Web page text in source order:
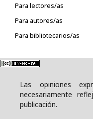
Para lectores/as
Para autores/as
Para bibliotecarios/as
Las opiniones
necesariamente
publicación.